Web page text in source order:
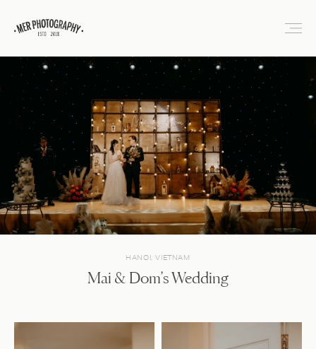
HANOI, VIETNAM
Mai & Dom’s Wedding